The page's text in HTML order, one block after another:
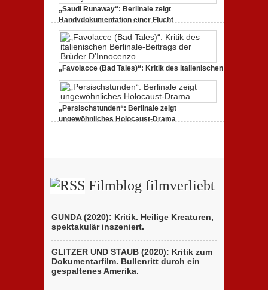
„Saudi Runaway“: Berlinale zeigt
Handydokumentation einer Flucht
„Favolacce (Bad Tales)“: Kritik des italienischen
Berlinale-Beitrags der Brüder D’Innocenzo
25. Februar 2020,2 Comments
„Persischstunden“: Berlinale zeigt
ungewöhnliches Holocaust-Drama
Filmblog filmverliebt
GUNDA (2020): Kritik. Heilige Kreaturen,
spektakulär inszeniert.
GLITZER UND STAUB (2020): Kritik zum
Dokumentarfilm. Bullenritt durch ein
gespaltenes Amerika.